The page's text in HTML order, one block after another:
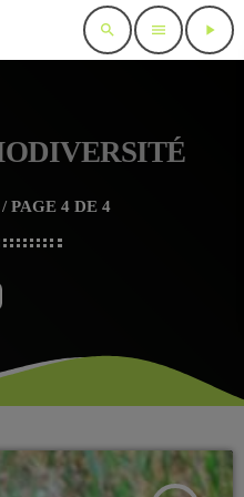
search menu play_arrow
PAGE 4 DE 4